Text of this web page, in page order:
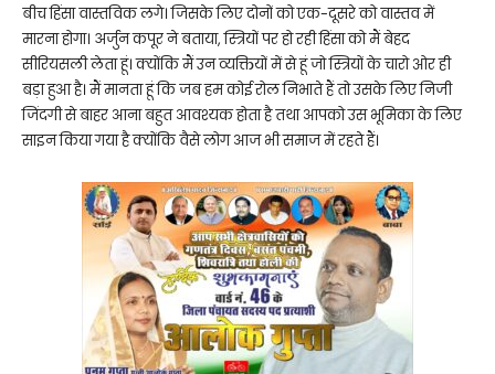
बीच हिंसा वास्तविक लगे। जिसके लिए दोनों को एक-दूसरे को वास्तव में
मारना होगा। अर्जुन कपूर ने बताया, स्त्रियों पर हो रही हिंसा को मैं बेहद
सीरियसली लेता हूं। क्योंकि मैं उन व्यक्तियों में से हूं जो स्त्रियों के चारो ओर ही
बड़ा हुआ है। मैं मानता हूं कि जब हम कोई रोल निभाते हैं तो उसके लिए निजी
जिंदगी से बाहर आना बहुत आवश्यक होता है तथा आपको उस भूमिका के लिए
साइन किया गया है क्योंकि वैसे लोग आज भी समाज में रहते हैं।